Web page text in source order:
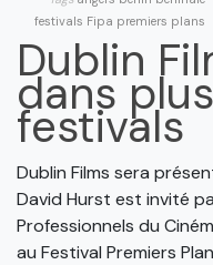
festivals Fipa premiers plans
Dublin
dans
festivals
Dublin Films sera
David Hurst est invité
Professionnels du
au Festival Premiers